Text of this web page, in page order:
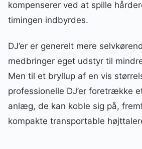
kompenserer ved at spille
timingen indbyrdes.
DJ’er er generelt mere
medbringer eget udstyr til
Men til et bryllup af en vis
professionelle DJ’er foretrække
anlæg, de kan koble sig på,
kompakte transportable